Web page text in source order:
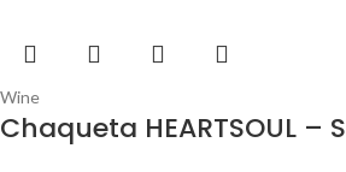
Wine
Chaqueta HEARTSOUL – S